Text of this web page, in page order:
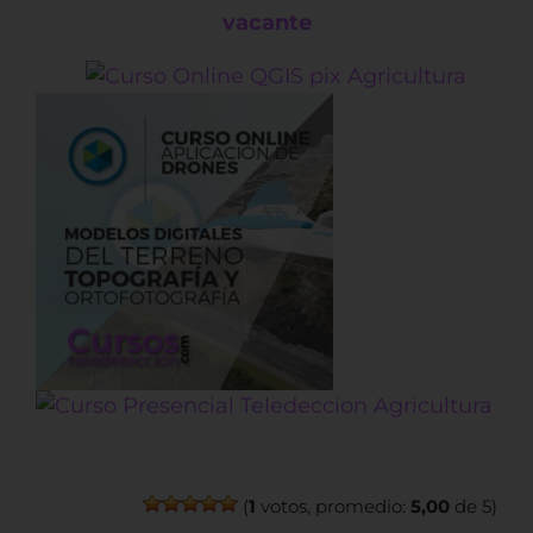
vacante
(1 votos, promedio: 5,00 de 5)